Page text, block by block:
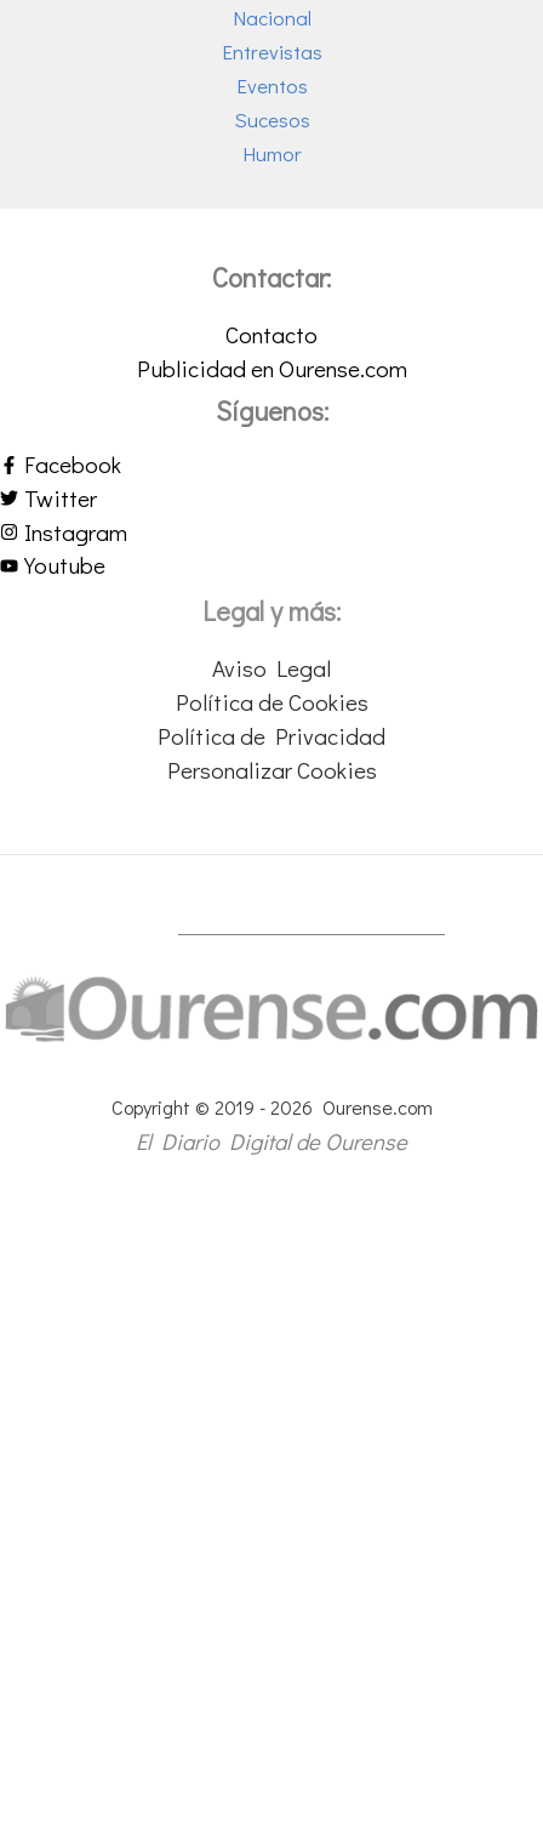
Nacional
Entrevistas
Eventos
Sucesos
Humor
Contactar:
Contacto
Publicidad en Ourense.com
Síguenos:
Facebook
Twitter
Instagram
Youtube
Legal y más:
Aviso Legal
Política de Cookies
Política de Privacidad
Personalizar Cookies
Copyright © 2019 - 2026 Ourense.com
El Diario Digital de Ourense